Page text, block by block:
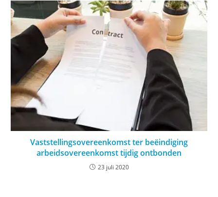
Vaststellingsovereenkomst ter beëindiging
arbeidsovereenkomst tijdig ontbonden
23 juli 2020